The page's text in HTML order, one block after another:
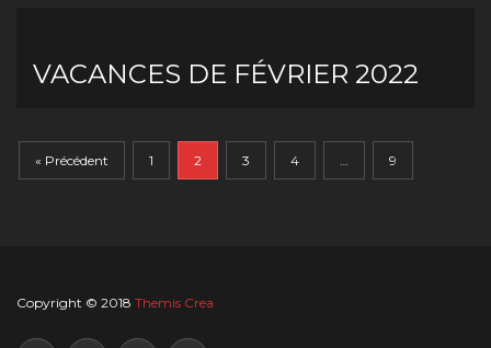
VACANCES DE FÉVRIER 2022
« Précédent 1 2 3 4 … 9
Copyright © 2018 Themis Crea